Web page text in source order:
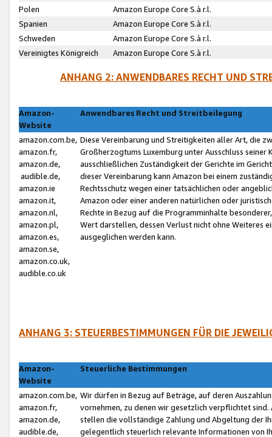
Polen
Amazon Europe Core S.à r.l.
Spanien
Amazon Europe Core S.à r.l.
Schweden
Amazon Europe Core S.à r.l.
Vereinigtes Königreich
Amazon Europe Core S.à r.l.
ANHANG 2: ANWENDBARES RECHT UND
Amazon-
Website
Anwendbares Recht und Streitbeilegung
amazon.com.be,
amazon.fr,
amazon.de,
audible.de,
amazon.ie
amazon.it,
amazon.nl,
amazon.pl,
amazon.es,
amazon.se,
amazon.co.uk,
audible.co.uk
Diese Vereinbarung und Streitigkeiten aller Art, die
Großherzogtums Luxemburg unter Ausschluss
ausschließlichen Zuständigkeit der Gerichte im
dieser Vereinbarung kann Amazon bei einem
Rechtsschutz wegen einer tatsächlichen oder
Amazon oder einer anderen natürlichen oder
Rechte in Bezug auf die Programminhalte
Wert darstellen, dessen Verlust nicht ohne Weiteres
ausgeglichen werden kann.
ANHANG 3: STEUERBESTIMMUNGEN FÜR DIE
Amazon-
Website
Steuerliche Bestimmungen
amazon.com.be,
amazon.fr,
amazon.de,
audible.de,
Wir dürfen in Bezug auf Beträge, auf deren
vornehmen, zu denen wir gesetzlich verpflichtet
stellen die vollständige Zahlung und Abgeltung der
gelegentlich steuerlich relevante Informationen von